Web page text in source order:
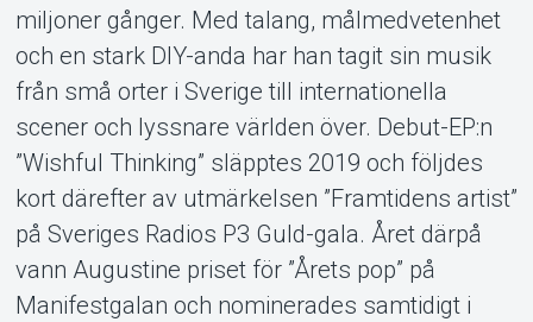
miljoner gånger. Med talang, målmedvetenhet
och en stark DIY-anda har han tagit sin musik
från små orter i Sverige till internationella
scener och lyssnare världen över. Debut-EP:n
”Wishful Thinking” släpptes 2019 och följdes
kort därefter av utmärkelsen ”Framtidens artist”
på Sveriges Radios P3 Guld-gala. Året därpå
vann Augustine priset för ”Årets pop” på
Manifestgalan och nominerades samtidigt i